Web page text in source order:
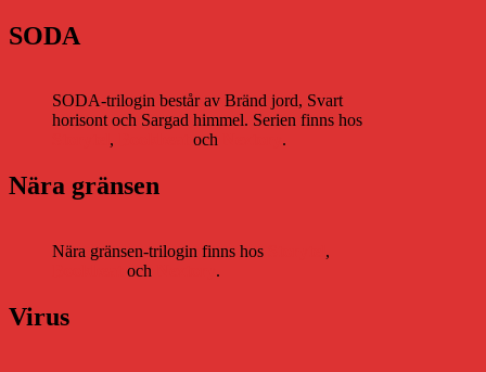
SODA
SODA-trilogin består av Bränd jord, Svart
horisont och Sargad himmel. Serien finns hos
, och .
Nära gränsen
Nära gränsen-trilogin finns hos
,
och .
Virus